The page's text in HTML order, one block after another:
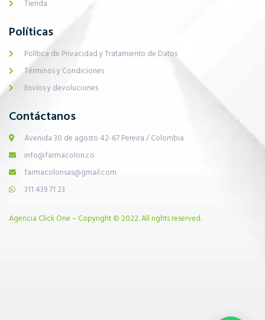
Tienda
Políticas
Política de Privacidad y Tratamiento de Datos
Términos y Condiciones
Envíos y devoluciones
Contáctanos
Avenida 30 de agosto 42-67 Pereira / Colombia
info@farmacolon.co
farmacolonsas@gmail.com
311 439 71 23
Agencia Click One – Copyright © 2022. All rights reserved.